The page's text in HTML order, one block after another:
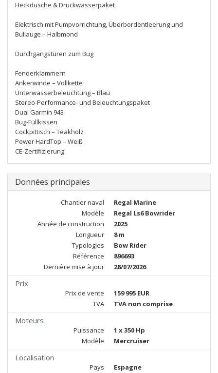
Heckdusche & Druckwasserpaket
Elektrisch mit Pumpvorrichtung, Überbordentleerung und
Bullauge – Halbmond
Durchgangstüren zum Bug
Fenderklammern
Ankerwinde – Vollkette
Unterwasserbeleuchtung – Blau
Stereo-Performance- und Beleuchtungspaket
Dual Garmin 943
Bug-Füllkissen
Cockpittisch – Teakholz
Power HardTop – Weiß
CE-Zertifizierung
Données principales
Chantier naval
Regal Marine
Modèle
Regal Ls6 Bowrider
Année de construction
2025
Longueur
8 m
Typologies
Bow Rider
Référence
896693
Dernière mise à jour
28/07/2026
Prix
Prix de vente
159 995 EUR
TVA
TVA non comprise
Moteurs
Puissance
1 x 350 Hp
Modèle
Mercruiser
Localisation
Pays Espagne